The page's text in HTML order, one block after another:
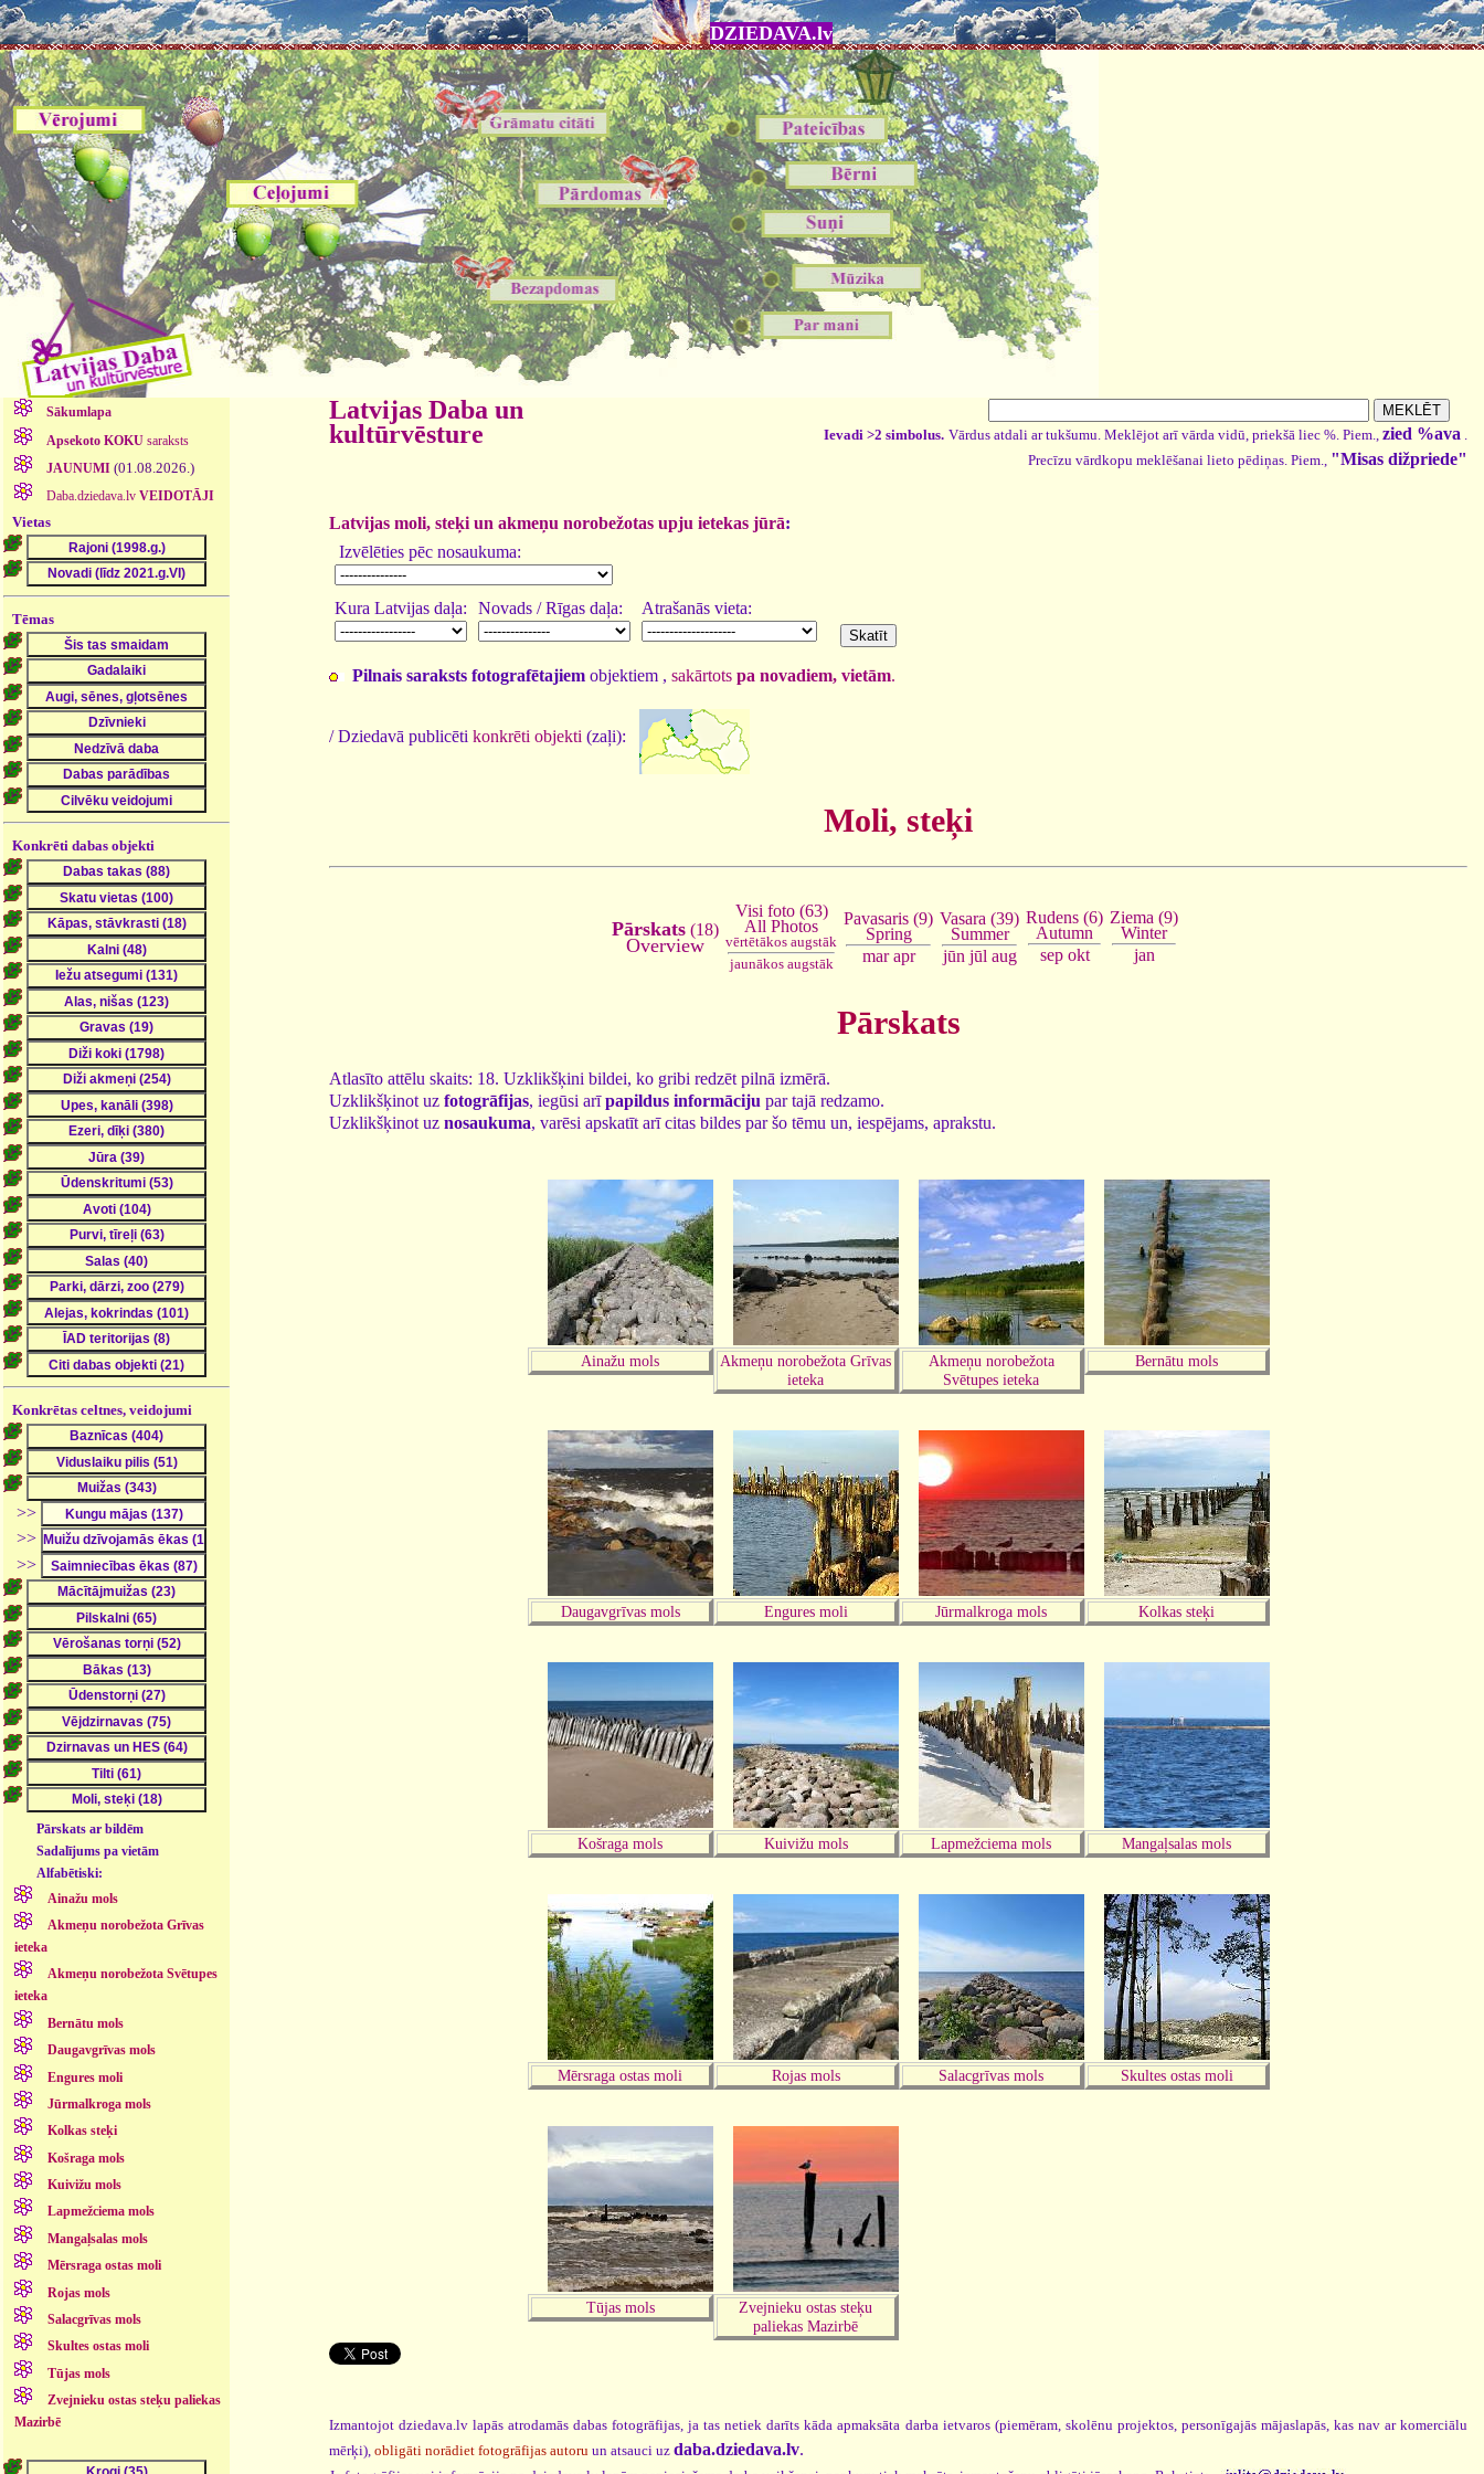
DZIEDAVA.lv
Sākumlapa
Apsekoto KOKUsaraksts
JAUNUMI (01.08.2026.)
Daba.dziedava.lv VEIDOTĀJI
Vietas
Tēmas
Konkrēti dabas objekti
Konkrētas celtnes, veidojumi
>>
>>
>>
Pārskats ar bildēm
Sadalījums pa vietām
Alfabētiski:
Ainažu mols
Akmeņu norobežota Grīvas
ieteka
Akmeņu norobežota Svētupes
ieteka
Bernātu mols
Daugavgrīvas mols
Engures moli
Jūrmalkroga mols
Kolkas steķi
Košraga mols
Kuivižu mols
Lapmežciema mols
Mangaļsalas mols
Mērsraga ostas moli
Rojas mols
Salacgrīvas mols
Skultes ostas moli
Tūjas mols
Zvejnieku ostas steķu paliekas
Mazirbē
Latvijas Daba un
kultūrvēsture
Ievadi >2 simbolus. Vārdus atdali ar tukšumu. Meklējot arī vārda vidū, priekšā liec %. Piem., zied %ava .
Precīzu vārdkopu meklēšanai lieto pēdiņas. Piem., "Misas dižpriede"
Latvijas moli, steķi un akmeņu norobežotas upju ietekas jūrā:
Izvēlēties pēc nosaukuma:
Kura Latvijas daļa: Novads / Rīgas daļa: Atrašanās vieta:
Pilnais saraksts fotografētajiem objektiem , sakārtots pa novadiem, vietām.
/ Dziedavā publicēti konkrēti objekti (zaļi):
Moli, steķi
Pārskats (18)
Overview
Visi foto (63)
All Photos
vērtētākos augstāk
jaunākos augstāk
Pavasaris (9)
Spring
mar apr
Vasara (39)
Summer
jūn jūl aug
Rudens (6)
Autumn
sep okt
Ziema (9)
Winter
jan
Pārskats
Atlasīto attēlu skaits: 18. Uzklikšķini bildei, ko gribi redzēt pilnā izmērā.
Uzklikšķinot uz fotogrāfijas, iegūsi arīpapildus informāciju par tajā redzamo.
Uzklikšķinot uz nosaukuma, varēsi apskatīt arī citas bildes par šo tēmu un, iespējams, aprakstu.
Ainažu mols
Akmeņu norobežota Grīvas
ieteka
Akmeņu norobežota
Svētupes ieteka
Bernātu mols
Daugavgrīvas mols Engures moli Jūrmalkroga mols Kolkas steķi
Košraga mols Kuivižu mols Lapmežciema mols Mangaļsalas mols
Mērsraga ostas moli Rojas mols Salacgrīvas mols Skultes ostas moli
Tūjas mols
Zvejnieku ostas steķu
paliekas Mazirbē
Izmantojot dziedava.lv lapās atrodamās dabas fotogrāfijas, ja tas netiek darīts kāda apmaksāta darba ietvaros (piemēram, skolēnu projektos, personīgajās mājaslapās, kas nav ar komerciālu
mērķi), obligāti norādiet fotogrāfijas autoru un atsauci uz daba.dziedava.lv.